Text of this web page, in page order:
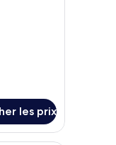
les prix